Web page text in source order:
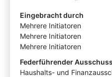
auf die Arbeit des
nehmen und auf Ihnen
hinweisen. Die von Sachverständigen,
Interessensvertretern und
im Rahmen eines
Stellungnahmen können mit
Eingebracht durch
Mehrere Initiatoren
Mehrere Initiatoren
Mehrere Initiatoren
Federführender Ausschuss
Haushalts- und